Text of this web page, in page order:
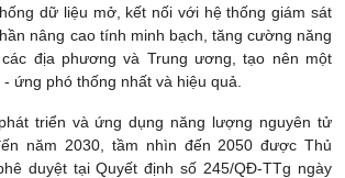
dữ liệu mở, kết nối với hệ thống giám sát
nâng cao tính minh bạch, tăng cường năng
địa phương và Trung ương, tạo nên một
ứng phó thống nhất và hiệu quả.
triển và ứng dụng năng lượng nguyên tử
năm 2030, tầm nhìn đến 2050 được Thủ
duyệt tại Quyết định số 245/QĐ-TTg ngày